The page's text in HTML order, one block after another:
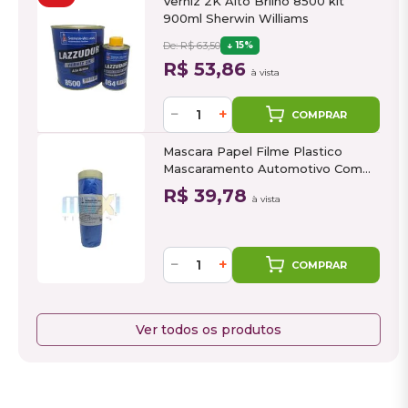
900ml Sherwin Williams
De: R$ 63,50 15%
R$ 53,86 à vista
− + COMPRAR
Mascara Papel Filme Plastico
Mascaramento Automotivo Com
Fita 1,4m x 25m
R$ 39,78 à vista
− + COMPRAR
Ver todos os produtos